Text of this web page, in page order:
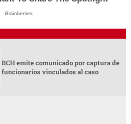
Brainberries
BCH emite comunicado por captura de
funcionarios vinculados al caso